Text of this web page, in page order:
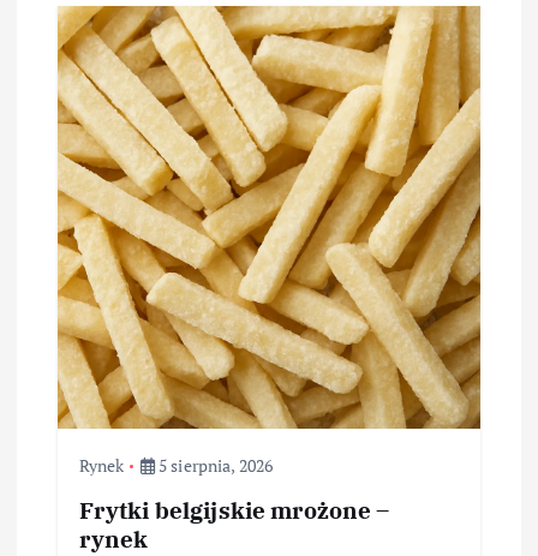
Rynek 5 sierpnia, 2026
Frytki belgijskie mrożone –
rynek